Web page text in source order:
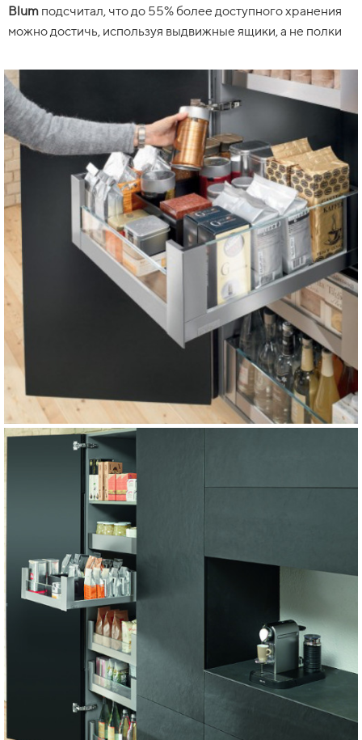
Blum подсчитал, что до 55% более доступного хранения
можно достичь, используя выдвижные ящики, а не полки